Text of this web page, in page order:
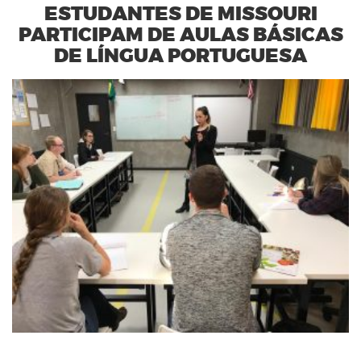
ESTUDANTES DE MISSOURI
PARTICIPAM DE AULAS BÁSICAS
DE LÍNGUA PORTUGUESA